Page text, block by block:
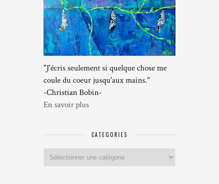
"J'écris seulement si quelque chose me
coule du coeur jusqu'aux mains."
-Christian Bobin-
En savoir plus
CATEGORIES
Categories